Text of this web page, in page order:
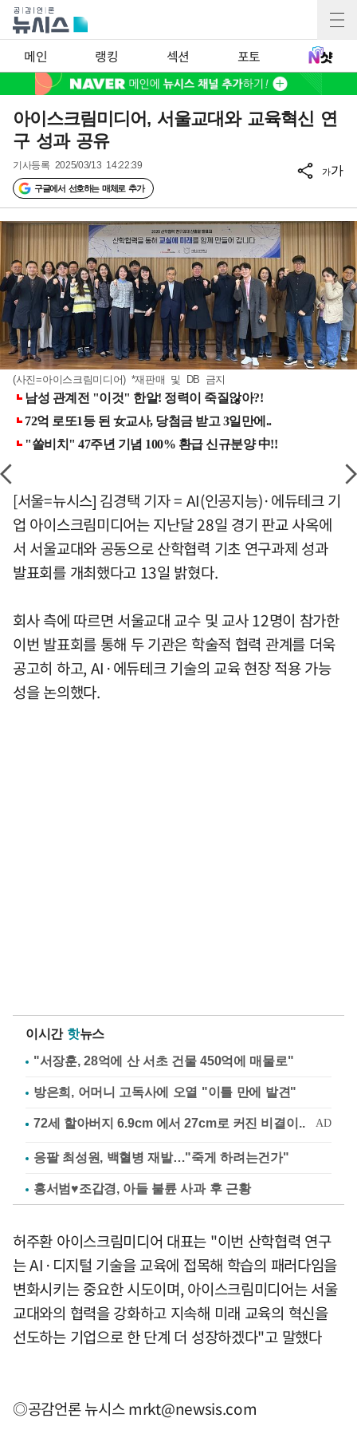
메인 랭킹 섹션 포토
아이스크림미디어, 서울교대와 교육혁신 연
구 성과 공유
기사등록 2025/03/13 14:22:39
구글에서 선호하는 매체로 추가
가가
(사진=아이스크림미디어) *재판매 및 DB 금지
[서울=뉴시스] 김경택 기자 = AI(인공지능)·에듀테크 기
업 아이스크림미디어는 지난달 28일 경기 판교 사옥에
서 서울교대와 공동으로 산학협력 기초 연구과제 성과
발표회를 개최했다고 13일 밝혔다.
회사 측에 따르면 서울교대 교수 및 교사 12명이 참가한
이번 발표회를 통해 두 기관은 학술적 협력 관계를 더욱
공고히 하고, AI·에듀테크 기술의 교육 현장 적용 가능
성을 논의했다.
이시간 핫뉴스
"서장훈, 28억에 산 서초 건물 450억에 매물로"
방은희, 어머니 고독사에 오열 "이틀 만에 발견"
응팔 최성원, 백혈병 재발…"죽게 하려는건가"
홍서범♥조갑경, 아들 불륜 사과 후 근황
허주환 아이스크림미디어 대표는 "이번 산학협력 연구
는 AI·디지털 기술을 교육에 접목해 학습의 패러다임을
변화시키는 중요한 시도이며, 아이스크림미디어는 서울
교대와의 협력을 강화하고 지속해 미래 교육의 혁신을
선도하는 기업으로 한 단계 더 성장하겠다"고 말했다
◎공감언론 뉴시스mrkt@newsis.com